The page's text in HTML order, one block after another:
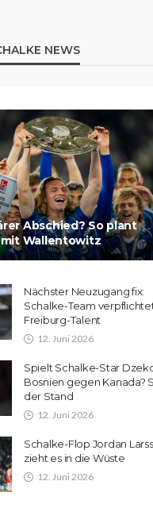
NEWS
Abschied? So plant
Wallentowitz
Nächster Neuzugang fix:
Schalke-Team
Freiburg-Talent
12. Juni 2026
Spielt Schalke-Star
Bosnien gegen Kanada?
der Stand
12. Juni 2026
Schalke-Flop Jordan
zieht es in die Wüste
12. Juni 2026